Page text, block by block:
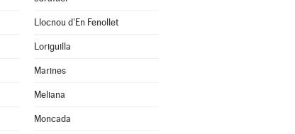
Llocnou d'En Fenollet
Loriguilla
Marines
Meliana
Moncada